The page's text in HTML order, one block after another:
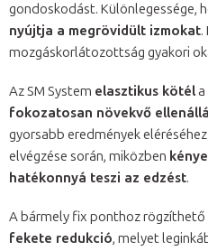
gondoskodást. Különlegessége,
nyújtja a megrövidült izmokat.
mozgáskorlátozottság gyakori
Az SM System elasztikus kötéla
fokozatosan növekvő
gyorsabb eredmények
elvégzése során, miközben
hatékonnyá teszi az edzést.
A bármely fix ponthoz rögzíthető
fekete redukció, melyet